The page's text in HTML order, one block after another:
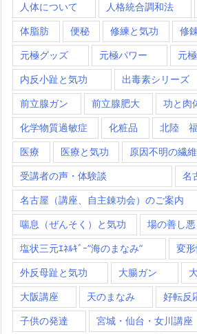
人体について 人格統合調和法
体脂肪 便秘 修練と気功 修
元極グッズ 元極パワー 元
内反小趾と気功 出毒素シリーズ
前立腺ガン 前立腺肥大 功と肉
化学物質過敏症 化粧品 北陸 福
医療 医療と気功 原因不明の繊維
受講者の声・体験談 名
名古屋（講座、自主錬功会）のご案内
喘息（ぜんそく）と気功 場の善し悪
塩状三元ｴﾈﾙｷﾞｰ”海のまなみ” 変
外反母趾と気功 大腸ガン
大阪講座 天のまなみ 好転反
子供の発達 宮城・仙台・女川講座